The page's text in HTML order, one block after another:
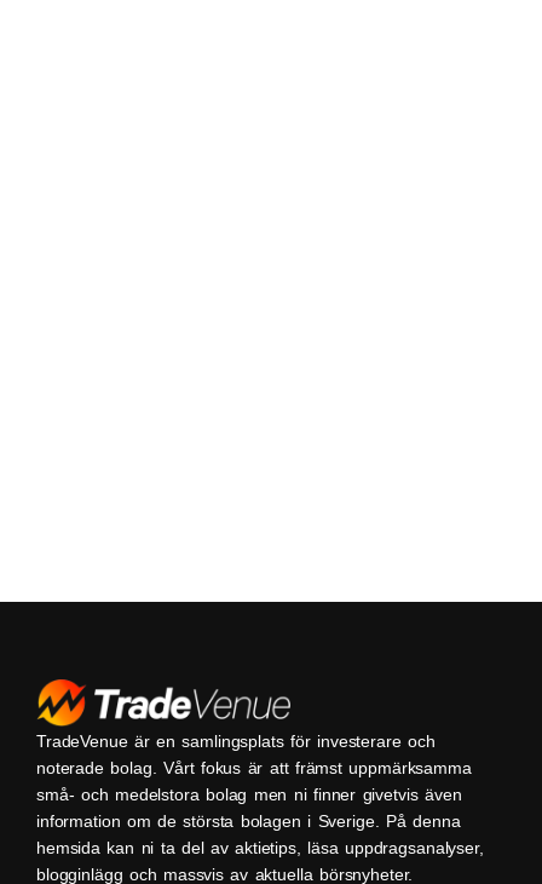
TradeVenue är en samlingsplats för investerare och
noterade bolag. Vårt fokus är att främst uppmärksamma
små- och medelstora bolag men ni finner givetvis även
information om de största bolagen i Sverige. På denna
hemsida kan ni ta del av aktietips, läsa uppdragsanalyser,
blogginlägg och massvis av aktuella börsnyheter.